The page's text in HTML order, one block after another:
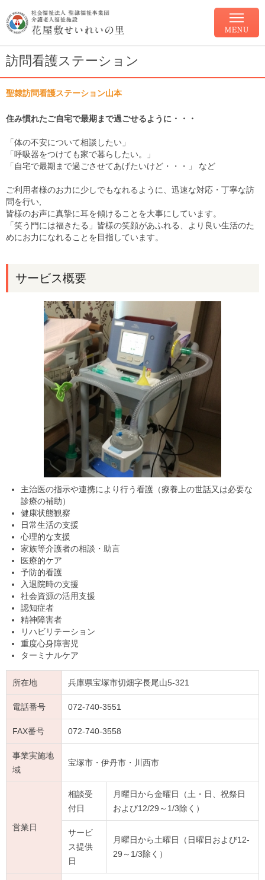
訪問看護ステーション
聖隷訪問看護ステーション山本
住み慣れたご自宅で最期まで過ごせるように・・・
「体の不安について相談したい」
「呼吸器をつけても家で暮らしたい。」
「自宅で最期まで過ごさせてあげたいけど・・・」 など
ご利用者様のお力に少しでもなれるように、迅速な対応・丁寧な訪
問を行い,
皆様のお声に真摯に耳を傾けることを大事にしています。
「笑う門には福きたる」皆様の笑顔があふれる、より良い生活のた
めにお力になれることを目指しています。
サービス概要
主治医の指示や連携により行う看護（療養上の世話又は必要な
診療の補助）
健康状態観察
日常生活の支援
心理的な支援
家族等介護者の相談・助言
医療的ケア
予防的看護
入退院時の支援
社会資源の活用支援
認知症者
精神障害者
リハビリテーション
重度心身障害児
ターミナルケア
所在地 兵庫県宝塚市切畑字長尾山5-321
電話番号 072-740-3551
FAX番号 072-740-3558
事業実施地
域
宝塚市・伊丹市・川西市
営業日
相談受
付日
月曜日から金曜日（土・日、祝祭日
および12/29～1/3除く）
サービ
ス提供
日
月曜日から土曜日（日曜日および12-
29～1/3除く）